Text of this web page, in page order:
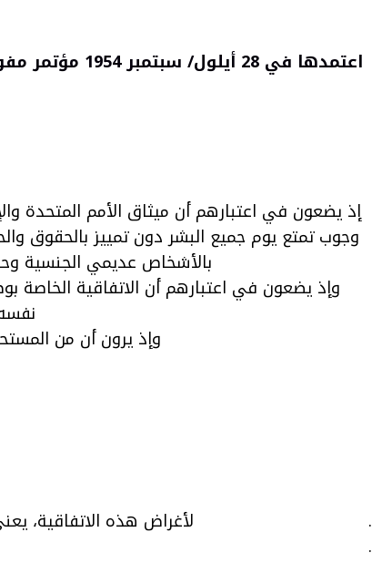
اعتمدها في 28 أيلول / سبتمبر 1954 مؤتمر مفوضين دعا إلى عقده المجلس الاقتصادي والاجتماعي بقراره
وجوب تمتع يوم جميع البشر دون تمييز بالحقوق
بالأشخاص عديمي الجنسية
وإذ يرون أن من
لأغراض هذه الاتفاقية،